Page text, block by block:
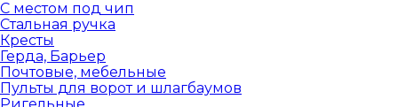
С местом под чип
Стальная ручка
Кресты
Герда, Барьер
Почтовые, мебельные
Пульты для ворот и шлагбаумов